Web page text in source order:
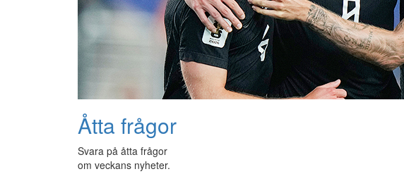
Åtta frågor
Svara på åtta frågor
om veckans nyheter.